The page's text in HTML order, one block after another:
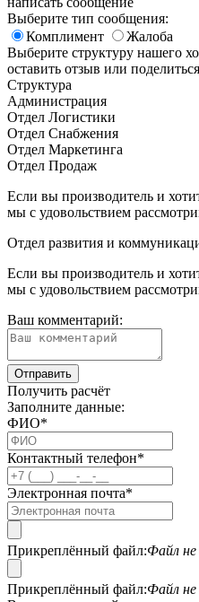
Выберите тип сообщения:
Комплимент
Жалоба
Выберите структуру нашего
оставить отзыв или
Структура
Администрация
Отдел Логистики
Отдел Снабжения
Отдел Маркетинга
Отдел Продаж
Если вы производитель и
мы с удовольствием
Отдел развития и
Если вы производитель и
мы с удовольствием
Ваш комментарий:
Получить расчёт
Заполните данные:
ФИО*
Контактный телефон*
Электронная почта*
Прикреплённый файл:Файл не
Прикреплённый файл:Файл не